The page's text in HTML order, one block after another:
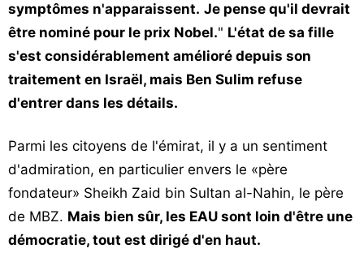
symptômes n'apparaissent. Je pense qu'il devrait
être nominé pour le prix Nobel." L'état de sa fille
s'est considérablement amélioré depuis son
traitement en Israël, mais Ben Sulim refuse
d'entrer dans les détails.
Parmi les citoyens de l'émirat, il y a un sentiment
d'admiration, en particulier envers le «père
fondateur» Sheikh Zaid bin Sultan al-Nahin, le père
de MBZ. Mais bien sûr, les EAU sont loin d'être une
démocratie, tout est dirigé d'en haut.